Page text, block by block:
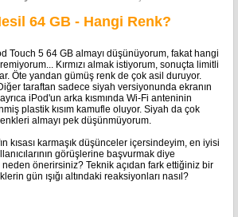
64 GB - Hangi Renk?
Touch 5 64 GB almayı düşünüyorum, fakat hangi
Kırmızı almak istiyorum, sonuçta limitli
Öte yandan gümüş renk de çok asil duruyor.
taraftan sadece siyah versiyonunda ekranın
iPod'un arka kısmında Wi-Fi anteninin
plastik kısım kamufle oluyor. Siyah da çok
almayı pek düşünmüyorum.
kısası karmaşık düşünceler içersindeyim, en iyisi
görüşlerine başvurmak diye
önerirsiniz? Teknik açıdan fark ettiğiniz bir
gün ışığı altındaki reaksiyonları nasıl?